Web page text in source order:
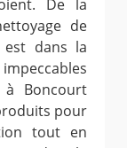
De la
de
dans la
à Boncourt
pour
tout en